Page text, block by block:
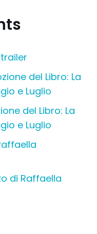
del Libro: La
e Luglio
del Libro: La
e Luglio
di Raffaella